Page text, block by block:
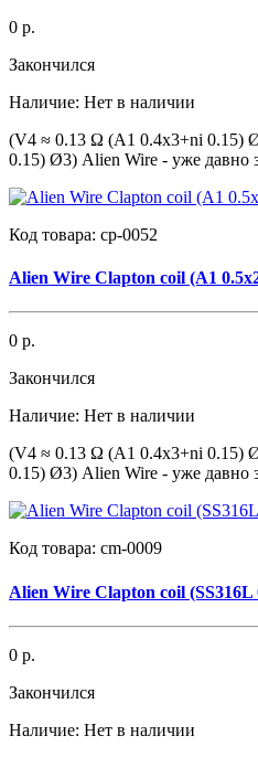
0 р.
Закончился
Наличие: Нет в наличии
(V4 ≈ 0.13 Ω (A1 0.4x3+ni 0.15)
0.15) Ø3) Alien Wire - уже давно
Код товара: cp-0052
Alien Wire Clapton coil (A1
0 р.
Закончился
Наличие: Нет в наличии
(V4 ≈ 0.13 Ω (A1 0.4x3+ni 0.15)
0.15) Ø3) Alien Wire - уже давно
Код товара: cm-0009
Alien Wire Clapton coil (SS316L
0 р.
Закончился
Наличие: Нет в наличии